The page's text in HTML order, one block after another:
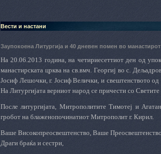
Вести и настани
Заупокоена Литургија и 40 дневен помен во
На 20.06.2013 година, на четириесеттиот ден од
манастирската црква на св.вмч. Георгиј во с.
Јосиф Лешочки, г. Јосиф Велички, и свештенството
На Литургијата верниот народ се причести со
После литургијата, Митрополитите Тимотеј и
гробот на блаженопочинатиот Митрополит г. Кирил.
Ваше Високопреосвештенство, Ваше
Драги браќа и сестри,